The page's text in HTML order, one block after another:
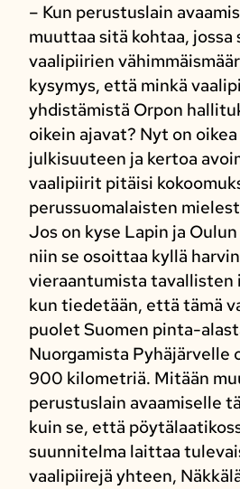
– Kun perustuslain
muuttaa sitä kohtaa, jossa
vaalipiirien
kysymys, että minkä
yhdistämistä Orpon
oikein ajavat? Nyt on
julkisuuteen ja kertoa
vaalipiirit pitäisi
perussuomalaisten
Jos on kyse Lapin ja
niin se osoittaa kyllä
vieraantumista tavallisten
kun tiedetään, että tämä
puolet Suomen pinta-
Nuorgamista Pyhäjärvelle
900 kilometriä. Mitään
perustuslain avaamiselle
kuin se, että
suunnitelma laittaa
vaalipiirejä yhteen,